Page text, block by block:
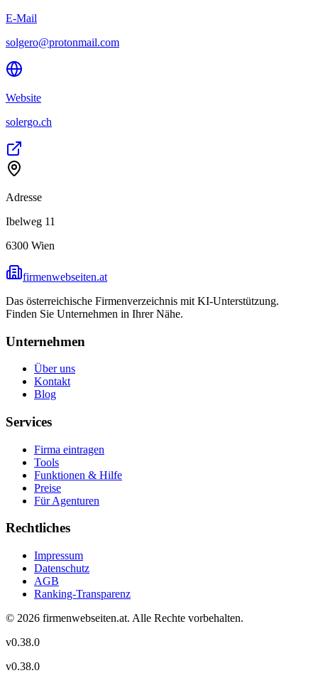
E-Mail
solgero@protonmail.com
Website
solergo.ch
Adresse
Ibelweg 11
6300 Wien
firmenwebseiten.at
Das österreichische Firmenverzeichnis mit KI-Unterstützung.
Finden Sie Unternehmen in Ihrer Nähe.
Unternehmen
Über uns
Kontakt
Blog
Services
Firma eintragen
Tools
Funktionen & Hilfe
Preise
Für Agenturen
Rechtliches
Impressum
Datenschutz
AGB
Ranking-Transparenz
© 2026 firmenwebseiten.at. Alle Rechte vorbehalten.
v0.38.0
v0.38.0